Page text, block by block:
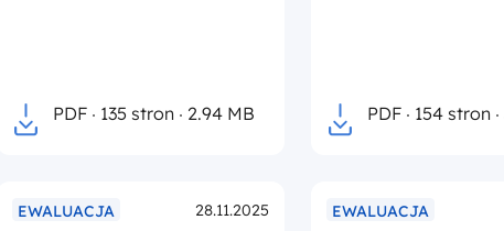
PDF 135 stron 2.94 MB PDF 154 stron
EWALUACJA 28.11.2025 EWALUACJA